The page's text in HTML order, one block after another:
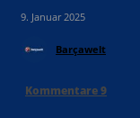
9. Januar 2025
Barçawelt
Kommentare9